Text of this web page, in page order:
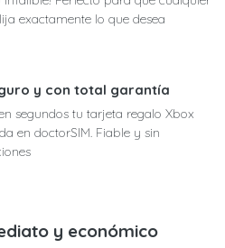
exactamente lo que desea
y con total garantía
segundos tu tarjeta regalo Xbox
en doctorSIM. Fiable y sin
y económico